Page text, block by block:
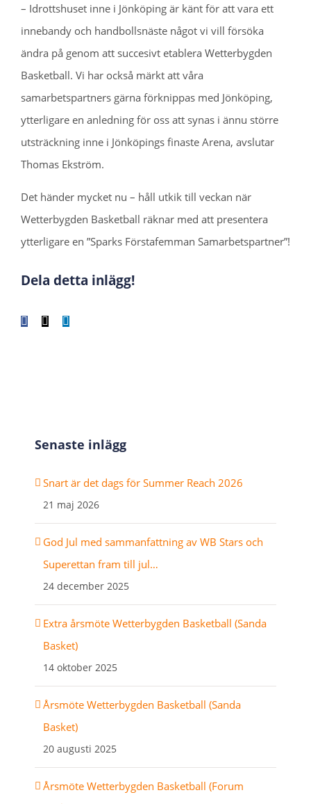
– Idrottshuset inne i Jönköping är känt för att vara ett
innebandy och handbollsnäste något vi vill försöka
ändra på genom att succesivt etablera Wetterbygden
Basketball. Vi har också märkt att våra
samarbetspartners gärna förknippas med Jönköping,
ytterligare en anledning för oss att synas i ännu större
utsträckning inne i Jönköpings finaste Arena, avslutar
Thomas Ekström.
Det händer mycket nu – håll utkik till veckan när
Wetterbygden Basketball räknar med att presentera
ytterligare en ”Sparks Förstafemman Samarbetspartner”!
Dela detta inlägg!
Facebook
Senaste inlägg
Snart är det dags för Summer Reach 2026
21 maj 2026
God Jul med sammanfattning av WB Stars och
Superettan fram till jul…
24 december 2025
Extra årsmöte Wetterbygden Basketball (Sanda
Basket)
14 oktober 2025
Årsmöte Wetterbygden Basketball (Sanda
Basket)
20 augusti 2025
Årsmöte Wetterbygden Basketball (Forum